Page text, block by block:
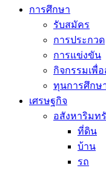
การศึกษา
รับสมัคร
การประกวด
การแข่งขัน
กิจกรรมเพื่
ทุนการศึกษ
เศรษฐกิจ
อสังหาริมท
ที่ดิน
บ้าน
รถ